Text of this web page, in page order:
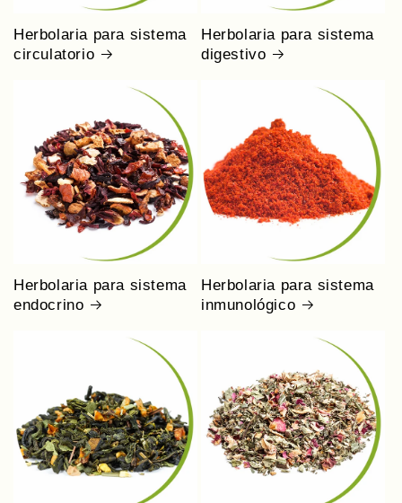
Herbolaria para sistema
circulatorio
Herbolaria para sistema
digestivo
Herbolaria para sistema
endocrino
Herbolaria para sistema
inmunológico